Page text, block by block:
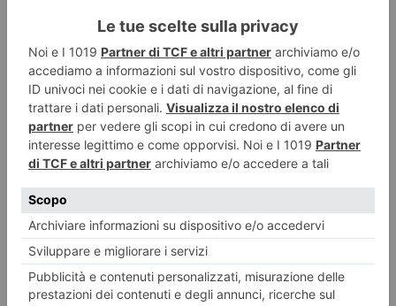
Nuovi orari Nidi comunali: coinvolti 77 Comuni piemontesi
Piemonte, un’estate a rischio incendi Territori sotto pressione: nuove
strategie di prevenzione
10 Agosto 2026
Angoli torinesi, il Bastion Verde
10 Agosto 2026
L’uomo che ha investito i ciclisti: “Chiedo perdono”
10 Agosto 2026
Addio a Livio Berruti, campione olimpico torinese
10 Agosto 2026